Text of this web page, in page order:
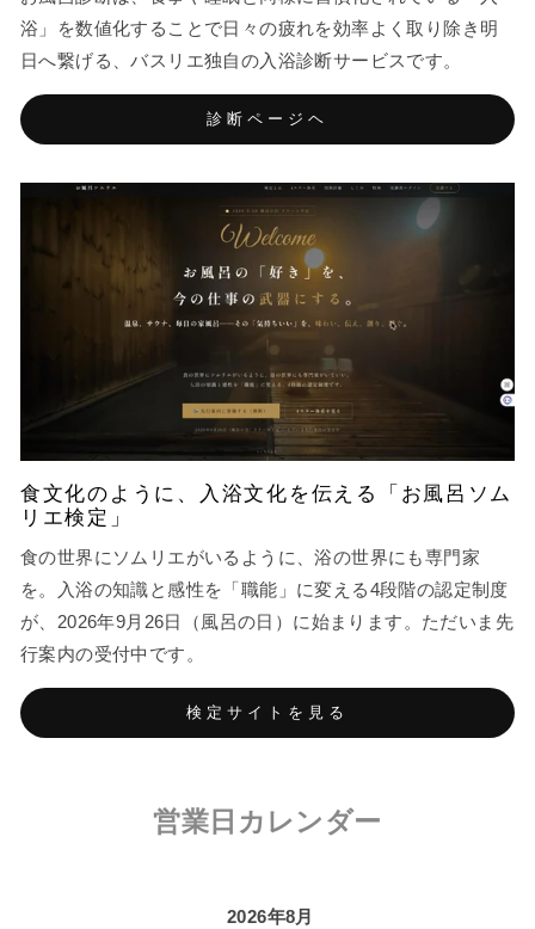
浴」を数値化することで日々の疲れを効率よく取り除き明
日へ繋げる、バスリエ独自の入浴診断サービスです。
診断ページヘ
食文化のように、入浴文化を伝える「お風呂ソム
リエ検定」
食の世界にソムリエがいるように、浴の世界にも専門家
を。入浴の知識と感性を「職能」に変える4段階の認定制度
が、2026年9月26日（風呂の日）に始まります。ただいま先
行案内の受付中です。
検定サイトを見る
営業日カレンダー
2026年8月